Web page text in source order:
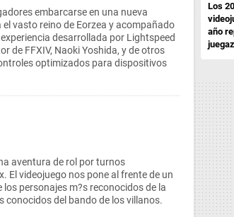
embarcarse en una nueva
vasto reino de Eorzea y acompañado
desarrollada por Lightspeed
de FFXIV, Naoki Yoshida, y de otros
optimizados para dispositivos
aventura de rol por turnos
El videojuego nos pone al frente de un
personajes m?s reconocidos de la
conocidos del bando de los villanos.
Los
año